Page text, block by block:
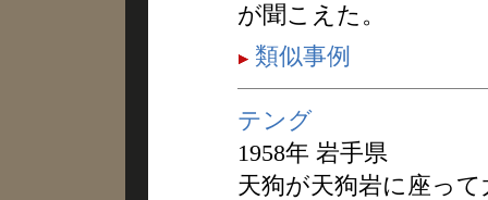
が聞こえた。
類似事例
テング
1958年 岩手県
天狗が天狗岩に座っ